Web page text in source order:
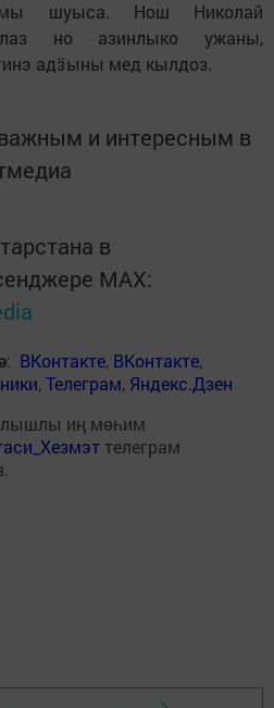
шуыса. Нош Николай
но азинлыко ужаны,
адӟыны мед кылдоз.
и интересным в
в
MАХ:
: ВКонтакте, ВКонтакте,
,Телеграм, Яндекс.Дзен
иң мөһим
телеграм